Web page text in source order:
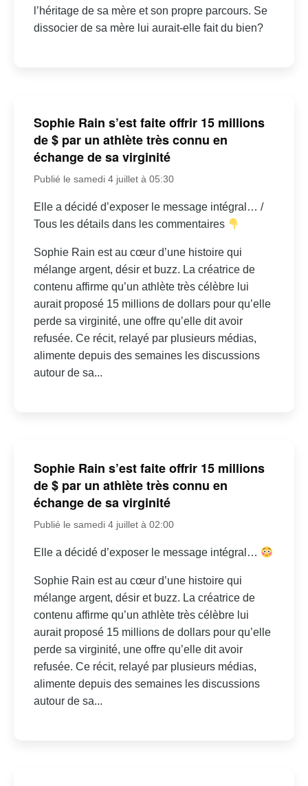
l’héritage de sa mère et son propre parcours. Se
dissocier de sa mère lui aurait-elle fait du bien?
Sophie Rain s’est faite offrir 15 millions
de $ par un athlète très connu en
échange de sa virginité
Publié le samedi 4 juillet à 05:30
Elle a décidé d’exposer le message intégral… /
Tous les détails dans les commentaires
Sophie Rain est au cœur d’une histoire qui
mélange argent, désir et buzz. La créatrice de
contenu affirme qu’un athlète très célèbre lui
aurait proposé 15 millions de dollars pour qu’elle
perde sa virginité, une offre qu’elle dit avoir
refusée. Ce récit, relayé par plusieurs médias,
alimente depuis des semaines les discussions
autour de sa...
Sophie Rain s’est faite offrir 15 millions
de $ par un athlète très connu en
échange de sa virginité
Publié le samedi 4 juillet à 02:00
Elle a décidé d’exposer le message intégral…
Sophie Rain est au cœur d’une histoire qui
mélange argent, désir et buzz. La créatrice de
contenu affirme qu’un athlète très célèbre lui
aurait proposé 15 millions de dollars pour qu’elle
perde sa virginité, une offre qu’elle dit avoir
refusée. Ce récit, relayé par plusieurs médias,
alimente depuis des semaines les discussions
autour de sa...